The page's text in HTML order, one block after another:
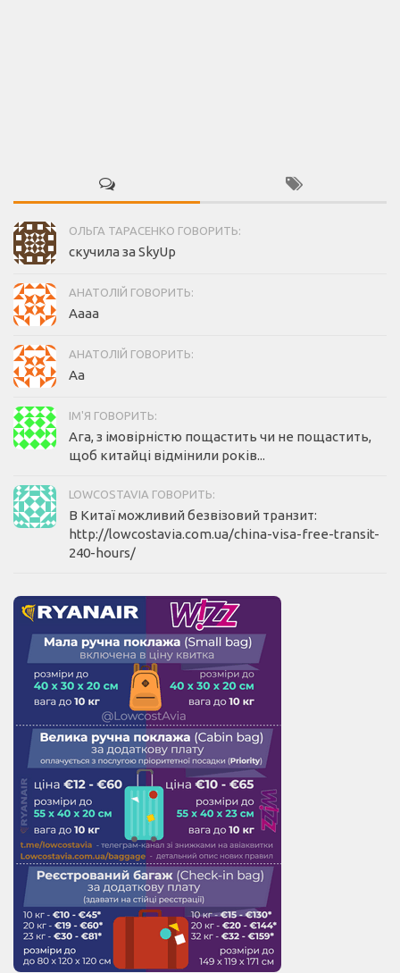
ОЛЬГА ТАРАСЕНКО ГОВОРИТЬ:
скучила за SkyUp
АНАТОЛІЙ ГОВОРИТЬ:
Аааа
АНАТОЛІЙ ГОВОРИТЬ:
Аа
ІМ'Я ГОВОРИТЬ:
Ага, з імовірністю пощастить чи не пощастить,
щоб китайці відмінили років...
LOWCOSTAVIA ГОВОРИТЬ:
В Китаї можливий безвізовий транзит:
http://lowcostavia.com.ua/china-visa-free-transit-
240-hours/